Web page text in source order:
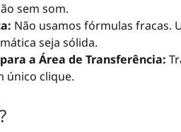
sem som.
Não usamos fórmulas fracas.
seja sólida.
a Área de Transferência:
único clique.